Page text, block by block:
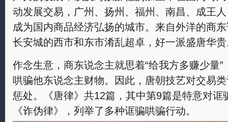
动发展交易，广州、扬州、福州、南昌、成王
成为国内商品经济弘扬的城市。来自外洋的商
长安城的西市和东市淆乱超卓，好一派盛唐华
作念生意，商东说念主就思着“给我方多赚少量
哄骗他东说念主财物。因此，唐朝技艺对交易
惩处。《唐律》共12篇，其中第9篇是特意对诓
《诈伪律》，列举了多种诓骗哄骗行动。